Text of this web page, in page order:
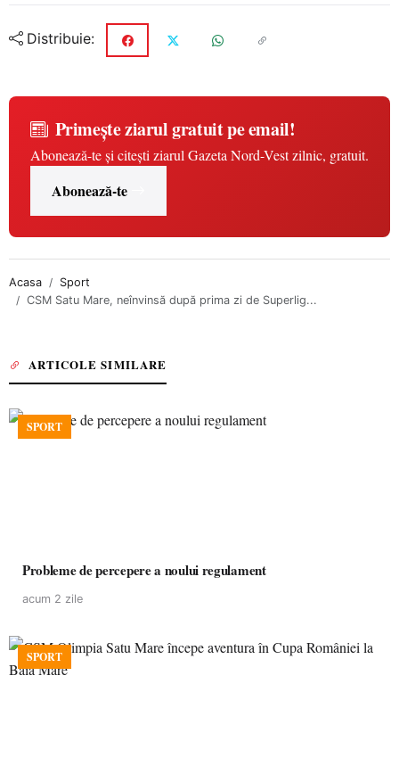
Distribuie:
Primește ziarul gratuit pe email!
Abonează-te și citești ziarul Gazeta Nord-Vest zilnic, gratuit.
Abonează-te
Acasa
Sport
CSM Satu Mare, neînvinsă după prima zi de Superlig...
ARTICOLE SIMILARE
SPORT
Probleme de percepere a noului regulament
acum 2 zile
SPORT